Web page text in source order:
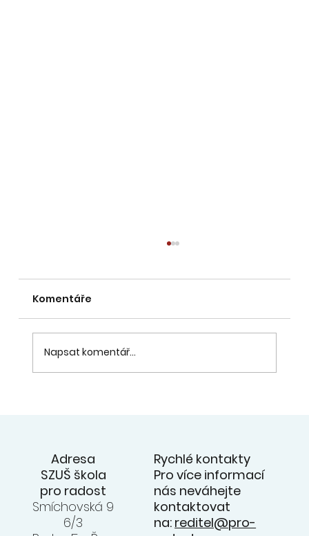
https://msmt.gov.cz/vzdelavani/organizace
-skolniho-roku-2026-2027-v-zs-ss-zus-a
Vyučování ve školním roce 2026/2027
začne v úterý 1. září 2026. Podzimní
Komentáře
Napsat komentář...
Adresa
SZUŠ škola
pro radost
Smíchovská 9
6/3
Rychlé kontakty
Pro více informací
nás neváhejte
kontaktovat
na: reditel@pro-